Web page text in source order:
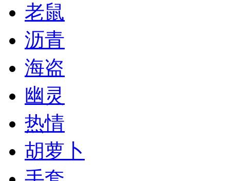
老鼠
沥青
海盗
幽灵
热情
胡萝卜